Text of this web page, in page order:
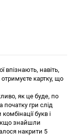
впізнають, навіть,
картку, що
як це буде, по
початку гри слід
букв і
знайшли
накрити 5